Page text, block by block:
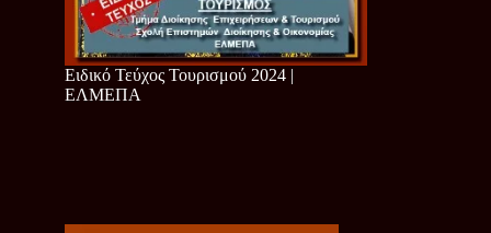
Ειδικό Τεύχος Τουρισμού 2024 |
ΕΛΜΕΠΑ